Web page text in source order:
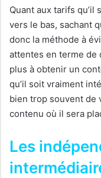
Quant aux tarifs qu’il
vers le bas, sachant
donc la méthode à
attentes en terme de
plus à obtenir un
qu’il soit vraiment
bien trop souvent de
contenu où il sera
Les